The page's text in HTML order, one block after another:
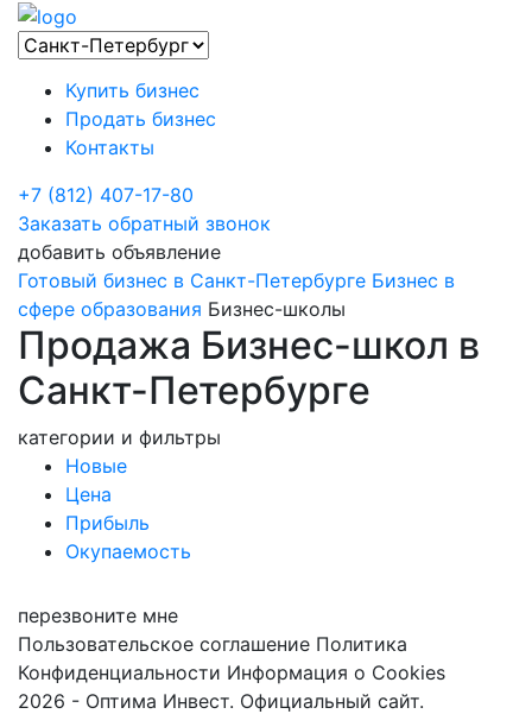
Купить бизнес
Продать бизнес
Контакты
+7 (812) 407-17-80
Заказать обратный звонок
добавить объявление
Готовый бизнес в Санкт-Петербурге Бизнес в
сфере образования Бизнес-школы
Продажа Бизнес-школ в
Санкт-Петербурге
категории и фильтры
Новые
Цена
Прибыль
Окупаемость
перезвоните мне
Пользовательское соглашение Политика
Конфиденциальности Информация о Cookies
2026 - Оптима Инвест. Официальный сайт.